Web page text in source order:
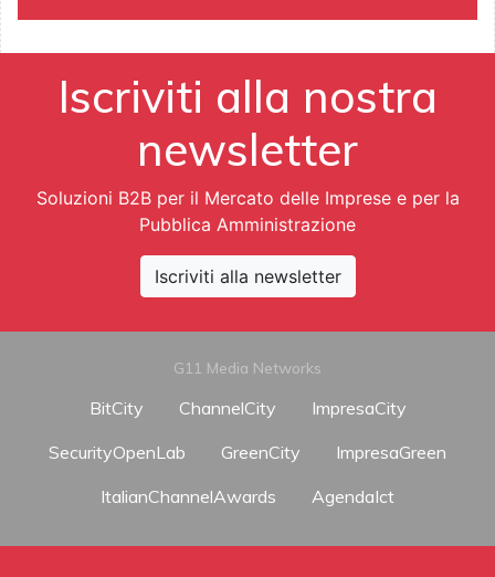
Iscriviti alla nostra
newsletter
Soluzioni B2B per il Mercato delle Imprese e per la
Pubblica Amministrazione
Iscriviti alla newsletter
G11 Media Networks
BitCity ChannelCity
ImpresaCity
SecurityOpenLab
GreenCity
ImpresaGreen
ItalianChannelAwards
AgendaIct